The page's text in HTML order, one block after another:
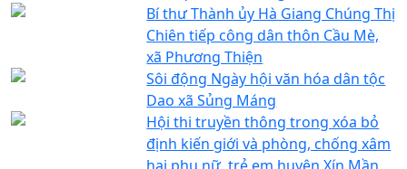
Bí thư Thành ủy Hà Giang Chúng Thị
Chiên tiếp công dân thôn Cầu Mè,
xã Phương Thiện
Sôi động Ngày hội văn hóa dân tộc
Dao xã Sủng Máng
Hội thi truyền thông trong xóa bỏ
định kiến giới và phòng, chống xâm